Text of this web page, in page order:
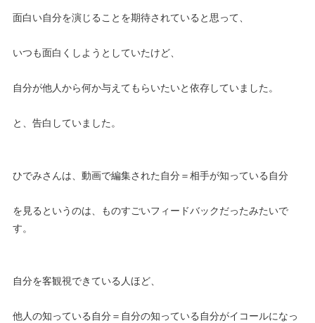
面白い自分を演じることを期待されていると思って、
いつも面白くしようとしていたけど、
自分が他人から何か与えてもらいたいと依存していました。
と、告白していました。
ひでみさんは、動画で編集された自分＝相手が知っている自分
を見るというのは、ものすごいフィードバックだったみたいで
す。
自分を客観視できている人ほど、
他人の知っている自分＝自分の知っている自分がイコールになっ